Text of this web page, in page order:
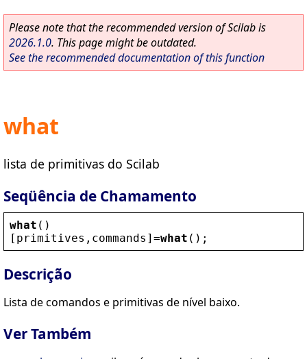
Please note that the recommended version of Scilab is
2026.1.0. This page might be outdated.
See the recommended documentation of this function
what
lista de primitivas do Scilab
Seqüência de Chamamento
what ()
[ primitives , commands ]=what ();
Descrição
Lista de comandos e primitivas de nível baixo.
Ver Também